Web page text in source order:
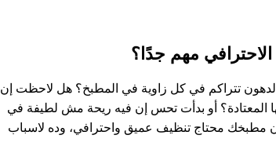
الاحترافي مهم جدًا؟
تتراكم في كل زاوية في المطبخ؟ هل لاحظت إن
المعتادة؟ أو بدأت تحس إن فيه ريحة مش لطيفة في
مطبخك محتاج تنظيف عميق واحترافي، وده لاسباب